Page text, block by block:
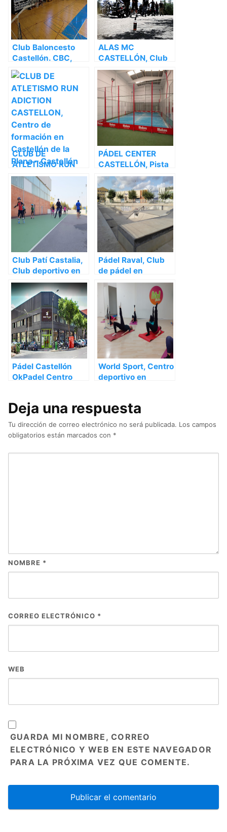
Club Baloncesto
Castellón. CBC,
Club de baloncesto
en Castellón de la
Plana – Castellón
ALAS MC
CASTELLÓN, Club
deportivo en
Castellón de la
Plana – Castellón
CLUB DE
ATLETISMO RUN
ADICTION
CASTELLON,
Centro de
formación en
Castellón de la
Plana – Castellón
PÁDEL CENTER
CASTELLÓN, Pista
de pádel en
Castellón de la
Plana – Castellón
Club Patí Castalia,
Club deportivo en
Castellón de la
Plana – Castellón
Pádel Raval, Club
de pádel en
Castellón de la
Plana – Castellón
Pádel Castellón
OkPadel Centro
de la Plana –
Castellón
World Sport, Centro
deportivo en
Deja una respuesta
Tu dirección de correo electrónico no será publicada. Los campos
obligatorios están marcados con *
NOMBRE *
CORREO ELECTRÓNICO *
WEB
GUARDA MI NOMBRE, CORREO
ELECTRÓNICO Y WEB EN ESTE NAVEGADOR
PARA LA PRÓXIMA VEZ QUE COMENTE.